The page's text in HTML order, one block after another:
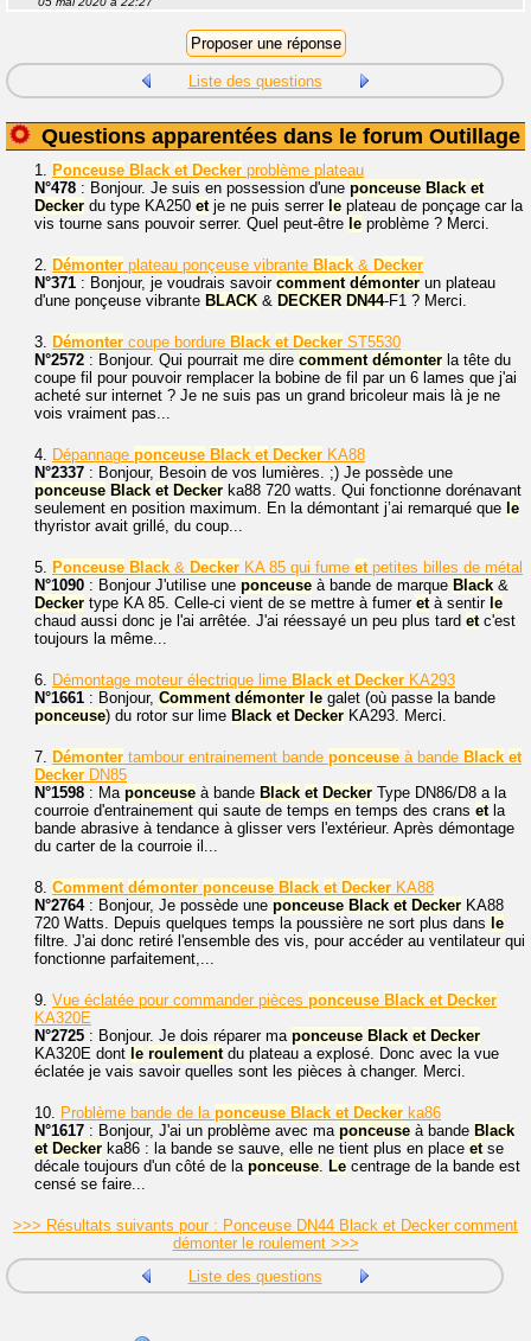
Liste des questions
Questions apparentées dans le forum Outillage
1. Ponceuse Black et Decker problème plateau
N°478 : Bonjour. Je suis en possession d'une ponceuse Black et
Decker du type KA250 etje ne puis serrer le plateau de ponçage car la
vis tourne sans pouvoir serrer. Quel peut-être le problème ? Merci.
2. Démonter plateau ponçeuse vibrante Black & Decker
N°371 : Bonjour, je voudrais savoir comment démonter un plateau
d'une ponçeuse vibrante BLACK & DECKER DN44-F1 ? Merci.
3. Démonter coupe bordure Black et Decker ST5530
N°2572 : Bonjour. Qui pourrait me dire comment démonter la tête du
coupe fil pour pouvoir remplacer la bobine de fil par un 6 lames que j'ai
acheté sur internet ? Je ne suis pas un grand bricoleur mais là je ne
vois vraiment pas...
4. Dépannage ponceuse Black et Decker KA88
N°2337 : Bonjour, Besoin de vos lumières. ;) Je possède une
ponceuse Black et Decker ka88 720 watts. Qui fonctionne dorénavant
seulement en position maximum. En la démontant j’ai remarqué que le
thyristor avait grillé, du coup...
5. Ponceuse Black & Decker KA 85 qui fume etpetites billes de métal
N°1090 : Bonjour J'utilise une ponceuse à bande de marque Black &
Decker type KA 85. Celle-ci vient de se mettre à fumer età sentir le
chaud aussi donc je l'ai arrêtée. J'ai réessayé un peu plus tard etc'est
toujours la même...
6. Démontage moteur électrique lime Black et Decker KA293
N°1661 : Bonjour, Comment démonter le galet (où passe la bande
ponceuse) du rotor sur lime Black et Decker KA293. Merci.
7. Démonter tambour entrainement bande ponceuse à bande Black et
Decker DN85
N°1598 : Ma ponceuse à bande Black et Decker Type DN86/D8 a la
courroie d'entrainement qui saute de temps en temps des crans etla
bande abrasive à tendance à glisser vers l'extérieur. Après démontage
du carter de la courroie il...
8. Comment démonter ponceuse Black et Decker KA88
N°2764: Bonjour, Je possède une ponceuse Black et Decker KA88
720 Watts. Depuis quelques temps la poussière ne sort plus dans le
filtre. J'ai donc retiré l'ensemble des vis, pour accéder au ventilateur qui
fonctionne parfaitement,...
9. Vue éclatée pour commander pièces ponceuse Black et Decker
KA320E
N°2725 : Bonjour. Je dois réparer ma ponceuse Black et Decker
KA320E dont le roulementdu plateau a explosé. Donc avec la vue
éclatée je vais savoir quelles sont les pièces à changer. Merci.
10. Problème bande de la ponceuse Black et Decker ka86
N°1617 : Bonjour, J'ai un problème avec ma ponceuse à bande Black
et Decker ka86 : la bande se sauve, elle ne tient plus en place etse
décale toujours d'un côté de la ponceuse. Le centrage de la bande est
censé se faire...
>>> Résultats suivants pour : Ponceuse DN44 Black et Decker comment
démonter le roulement >>>
Liste des questions